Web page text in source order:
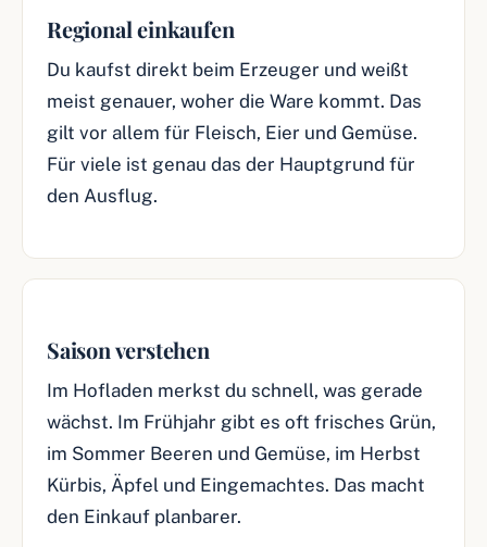
Regional einkaufen
Du kaufst direkt beim Erzeuger und weißt
meist genauer, woher die Ware kommt. Das
gilt vor allem für Fleisch, Eier und Gemüse.
Für viele ist genau das der Hauptgrund für
den Ausflug.
Saison verstehen
Im Hofladen merkst du schnell, was gerade
wächst. Im Frühjahr gibt es oft frisches Grün,
im Sommer Beeren und Gemüse, im Herbst
Kürbis, Äpfel und Eingemachtes. Das macht
den Einkauf planbarer.